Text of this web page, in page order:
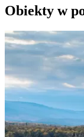
Obiekty w